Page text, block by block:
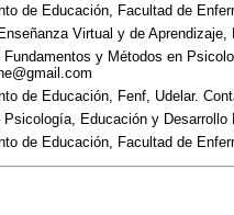
de Educación, Facultad de
Virtual y de
Fundamentos y Métodos en
de Educación, Fenf, Udelar.
Psicología, Educación y
de Educación, Facultad de